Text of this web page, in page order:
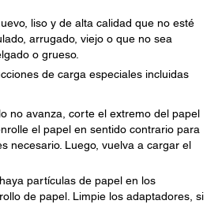
liso y de alta calidad que no esté
arrugado, viejo o que no sea
o grueso.
de carga especiales incluidas
no avanza, corte el extremo del papel
el papel en sentido contrario para
necesario. Luego, vuelva a cargar el
partículas de papel en los
de papel. Limpie los adaptadores, si